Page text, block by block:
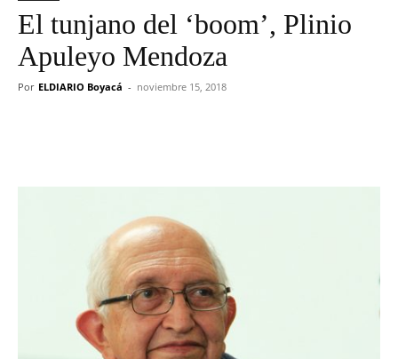
El tunjano del ‘boom’, Plinio
Apuleyo Mendoza
Por ELDIARIO Boyacá - noviembre 15, 2018